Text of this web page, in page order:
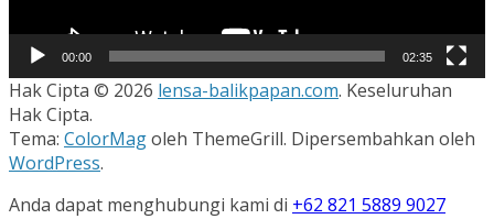
00:00 02:35
Hak Cipta © 2026 lensa-balikpapan.com. Keseluruhan
Hak Cipta.
Tema: ColorMagoleh ThemeGrill. Dipersembahkan oleh
WordPress.
Anda dapat menghubungi kami di +62 821 5889 9027